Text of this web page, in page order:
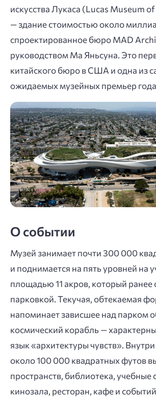
искусства Лукаса (Lucas Museum
— здание стоимостью около
спроектированное бюро MAD
руководством Ма Яньсуна. Это
китайского бюро в США и одна из
ожидаемых музейных премьер
О событии
Музей занимает почти 300 000
и поднимается на пять уровней на
площадью 11 акров, который ранее
парковкой. Текучая, обтекаемая
напоминает зависшее над парком
космический корабль —
язык «архитектуры чувств».
около 100 000 квадратных футов
пространств, библиотека, учебные
кинозала, ресторан, кафе и